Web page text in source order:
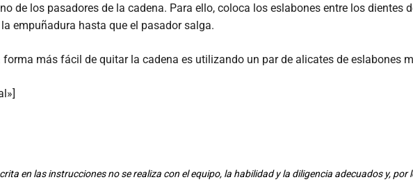
de los pasadores de la cadena. Para ello, coloca los eslabones entre los dientes
empuñadura hasta que el pasador salga.
más fácil de quitar la cadena es utilizando un par de alicates de eslabones
en las instrucciones no se realiza con el equipo, la habilidad y la diligencia adecuados y,